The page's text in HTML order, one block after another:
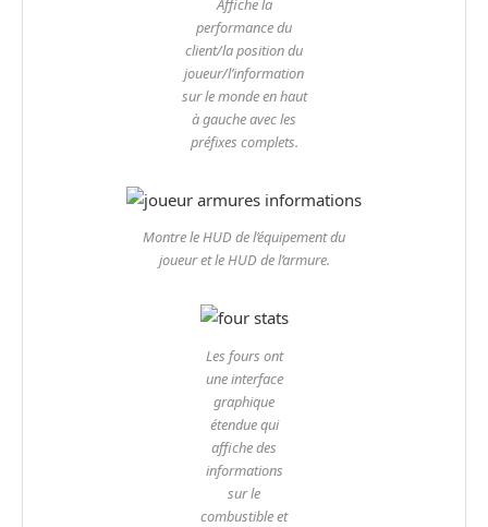
Affiche la
performance du
client/la position du
joueur/l’information
sur le monde en haut
à gauche avec les
préfixes complets.
Montre le HUD de l’équipement du
joueur et le HUD de l’armure.
Les fours ont
une interface
graphique
étendue qui
affiche des
informations
sur le
combustible et